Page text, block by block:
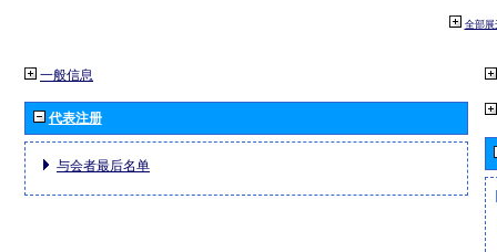
全部展
一般信息
代表注册
与会者最后名单